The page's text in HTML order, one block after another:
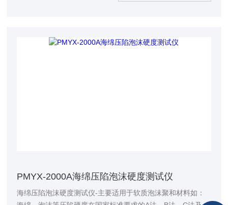
PMYX-2000A海绵压陷泡沫硬度测试仪
海绵压陷泡沫硬度测试仪-主要适用于软质泡沫聚和材料如：